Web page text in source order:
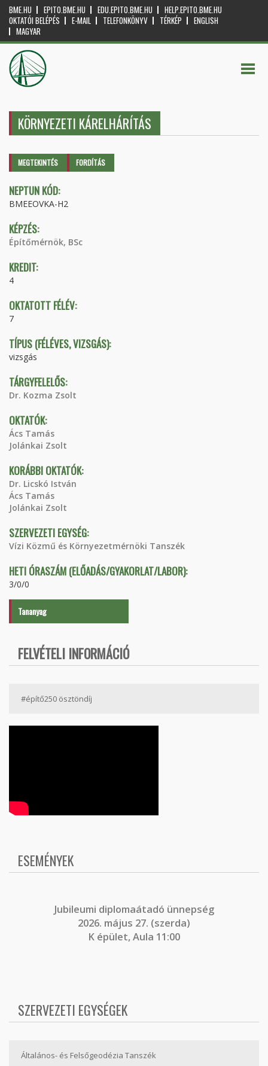
BME.HU EPITO.BME.HU EDU.EPITO.BME.HU
HELP.EPITO.BME.HU
OKTATÓI BELÉPÉS
E-MAIL TELEFONKÖNYV TÉRKÉP
ENGLISH
MAGYAR
KÖRNYEZETI KÁRELHÁRÍTÁS
Elsődleges fülek
MEGTEKINTÉS (AKTÍVFORDÍTÁS
NEPTUN KÓD:
BMEEOVKA-H2
KÉPZÉS:
Építőmérnök, BSc
KREDIT:
4
OKTATOTT FÉLÉV:
7
TÍPUS (FÉLÉVES, VIZSGÁS):
vizsgás
TÁRGYFELELŐS:
Dr. Kozma Zsolt
OKTATÓK:
Ács Tamás
Jolánkai Zsolt
KORÁBBI OKTATÓK:
Dr. Licskó István
Ács Tamás
Jolánkai Zsolt
SZERVEZETI EGYSÉG:
Vízi Közmű és Környezetmérnöki Tanszék
HETI ÓRASZÁM (ELŐADÁS/GYAKORLAT/LABOR):
3/0/0
Tananyag
FELVÉTELI INFORMÁCIÓ
#építő250 ösztöndíj
ESEMÉNYEK
Jubileumi diplomaátadó ünnepség
2026. május 27. (szerda)
K épület, Aula 11:00
SZERVEZETI EGYSÉGEK
Általános- és Felsőgeodézia Tanszék